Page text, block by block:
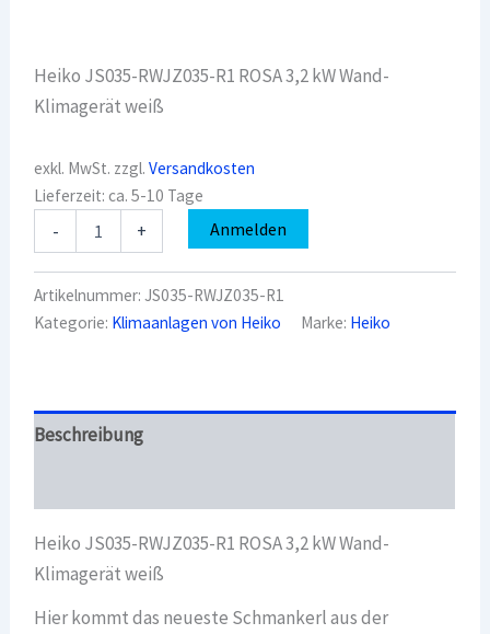
Heiko JS035-RWJZ035-R1 ROSA 3,2 kW Wand-
Klimagerät weiß
exkl. MwSt. zzgl.Versandkosten
Lieferzeit:ca. 5-10 Tage
-
JS035-
R1
ROSA
3,2
weiß
Menge
+ Anmelden
Artikelnummer:JS035-RWJZ035-R1
Kategorie: Klimaanlagen von Heiko Marke: Heiko
Beschreibung
Heiko JS035-RWJZ035-R1 ROSA 3,2 kW Wand-
Klimagerät weiß
Hier kommt das neueste Schmankerl aus der